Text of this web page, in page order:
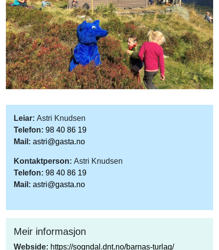
Leiar: Astri Knudsen
Telefon: 98 40 86 19
Mail: astri@gasta.no
Kontaktperson: Astri Knudsen
Telefon: 98 40 86 19
Mail: astri@gasta.no
Meir informasjon
Webside: https://sogndal.dnt.no/barnas-turlag/